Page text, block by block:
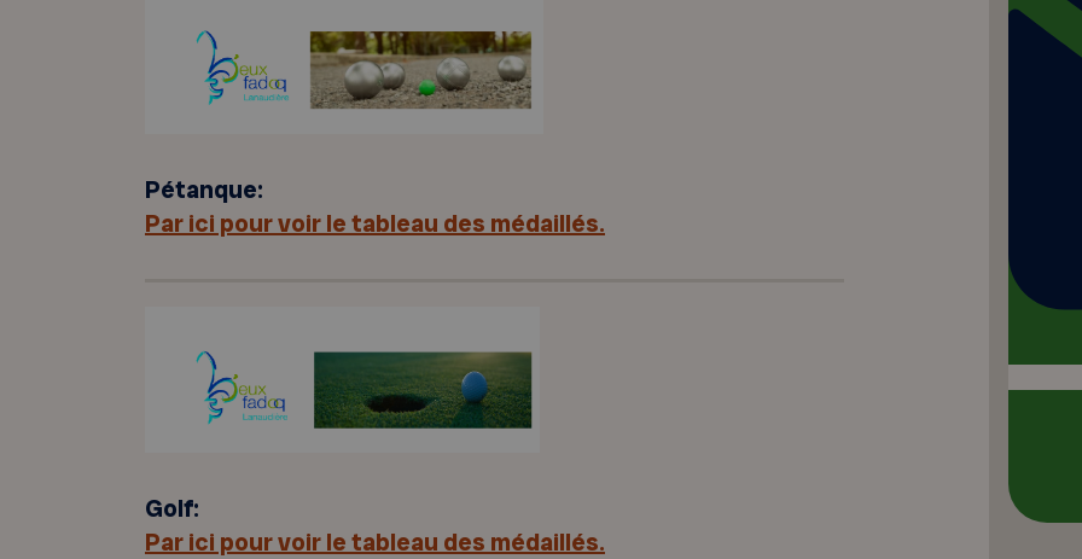
Pétanque:
Par ici pour voir le tableau des médaillés.
Golf:
Par ici pour voir le tableau des médaillés.